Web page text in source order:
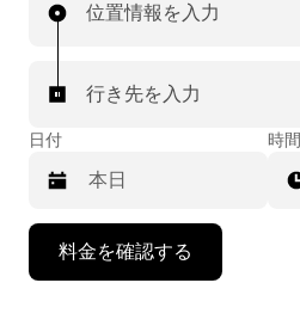
位置情報を入力
行き先を入力
日付 時間
料金を確認する